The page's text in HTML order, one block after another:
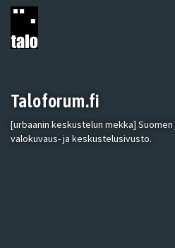
Taloforum.fi
[urbaanin keskustelun mekka]
valokuvaus- ja keskustelusivusto.